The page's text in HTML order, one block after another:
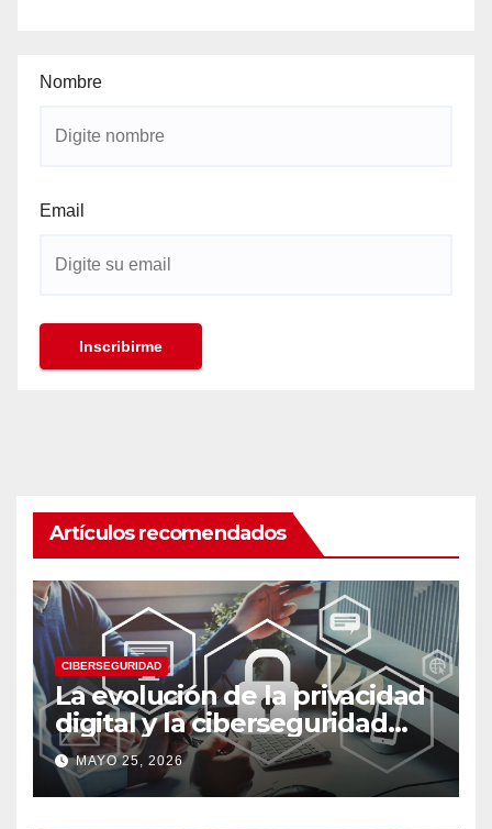
Nombre
Email
Artículos recomendados
CIBERSEGURIDAD
La evolución de la privacidad
digital y la ciberseguridad
moderna
MAYO 25, 2026